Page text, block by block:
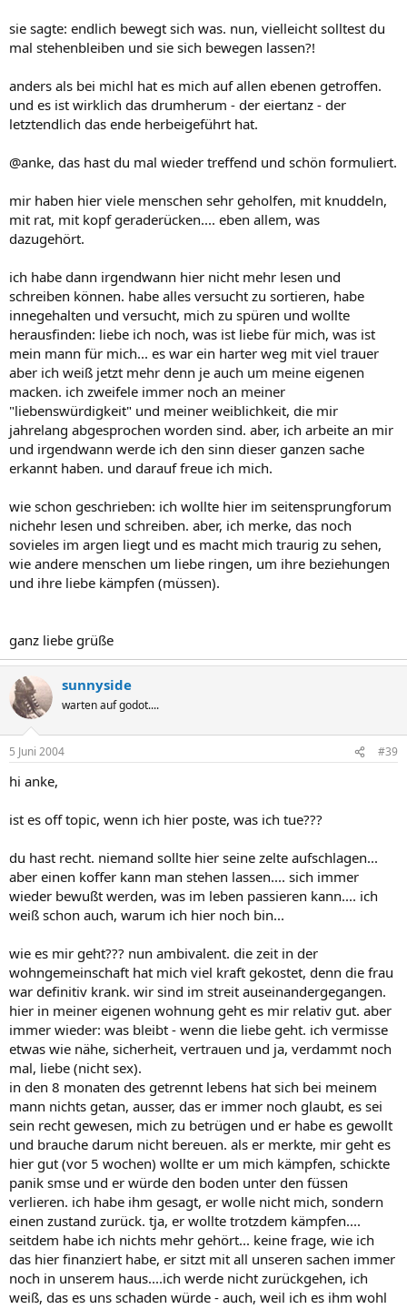
sie sagte: endlich bewegt sich was. nun, vielleicht solltest du
mal stehenbleiben und sie sich bewegen lassen?!
anders als bei michl hat es mich auf allen ebenen getroffen.
und es ist wirklich das drumherum - der eiertanz - der
letztendlich das ende herbeigeführt hat.
@anke, das hast du mal wieder treffend und schön formuliert.
mir haben hier viele menschen sehr geholfen, mit knuddeln,
mit rat, mit kopf geraderücken.... eben allem, was
dazugehört.
ich habe dann irgendwann hier nicht mehr lesen und
schreiben können. habe alles versucht zu sortieren, habe
innegehalten und versucht, mich zu spüren und wollte
herausfinden: liebe ich noch, was ist liebe für mich, was ist
mein mann für mich... es war ein harter weg mit viel trauer
aber ich weiß jetzt mehr denn je auch um meine eigenen
macken. ich zweifele immer noch an meiner
"liebenswürdigkeit" und meiner weiblichkeit, die mir
jahrelang abgesprochen worden sind. aber, ich arbeite an mir
und irgendwann werde ich den sinn dieser ganzen sache
erkannt haben. und darauf freue ich mich.
wie schon geschrieben: ich wollte hier im seitensprungforum
nichehr lesen und schreiben. aber, ich merke, das noch
sovieles im argen liegt und es macht mich traurig zu sehen,
wie andere menschen um liebe ringen, um ihre beziehungen
und ihre liebe kämpfen (müssen).
ganz liebe grüße
sunnyside
warten auf godot....
5 Juni 2004 #39
hi anke,
ist es off topic, wenn ich hier poste, was ich tue???
du hast recht. niemand sollte hier seine zelte aufschlagen...
aber einen koffer kann man stehen lassen.... sich immer
wieder bewußt werden, was im leben passieren kann.... ich
weiß schon auch, warum ich hier noch bin...
wie es mir geht??? nun ambivalent. die zeit in der
wohngemeinschaft hat mich viel kraft gekostet, denn die frau
war definitiv krank. wir sind im streit auseinandergegangen.
hier in meiner eigenen wohnung geht es mir relativ gut. aber
immer wieder: was bleibt - wenn die liebe geht. ich vermisse
etwas wie nähe, sicherheit, vertrauen und ja, verdammt noch
mal, liebe (nicht sex).
in den 8 monaten des getrennt lebens hat sich bei meinem
mann nichts getan, ausser, das er immer noch glaubt, es sei
sein recht gewesen, mich zu betrügen und er habe es gewollt
und brauche darum nicht bereuen. als er merkte, mir geht es
hier gut (vor 5 wochen) wollte er um mich kämpfen, schickte
panik smse und er würde den boden unter den füssen
verlieren. ich habe ihm gesagt, er wolle nicht mich, sondern
einen zustand zurück. tja, er wollte trotzdem kämpfen....
seitdem habe ich nichts mehr gehört... keine frage, wie ich
das hier finanziert habe, er sitzt mit all unseren sachen immer
noch in unserem haus....ich werde nicht zurückgehen, ich
weiß, das es uns schaden würde - auch, weil ich es ihm wohl